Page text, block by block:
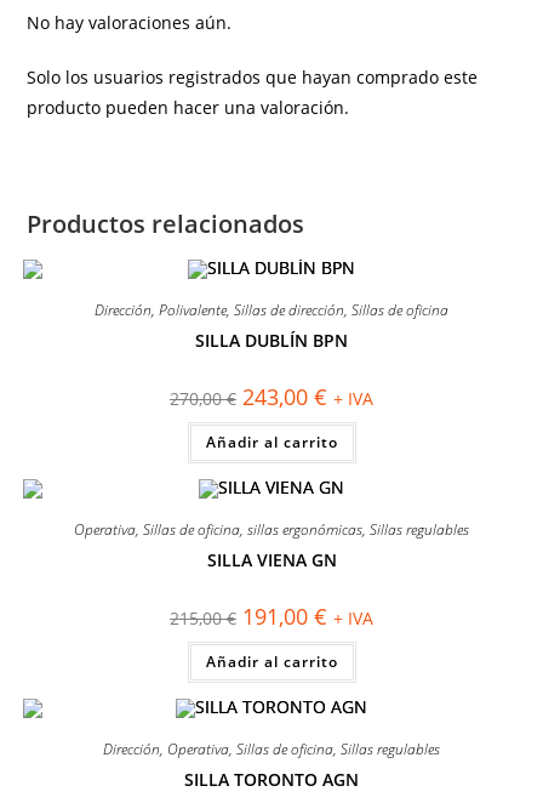
No hay valoraciones aún.
Solo los usuarios registrados que hayan comprado este
producto pueden hacer una valoración.
Productos relacionados
Dirección, Polivalente, Sillas de dirección, Sillas de oficina
SILLA DUBLÍN BPN
270,00€ El
precio
original
era:
270,00 €.
243,00 € El
precio
actual
es:
243,00 €.
+ IVA
Añadir al carrito
Operativa, Sillas de oficina, sillas ergonómicas, Sillas regulables
SILLA VIENA GN
215,00€ El
precio
original
era:
215,00 €.
191,00 € El
precio
actual
es:
191,00 €.
+ IVA
Añadir al carrito
Dirección, Operativa, Sillas de oficina, Sillas regulables
SILLA TORONTO AGN